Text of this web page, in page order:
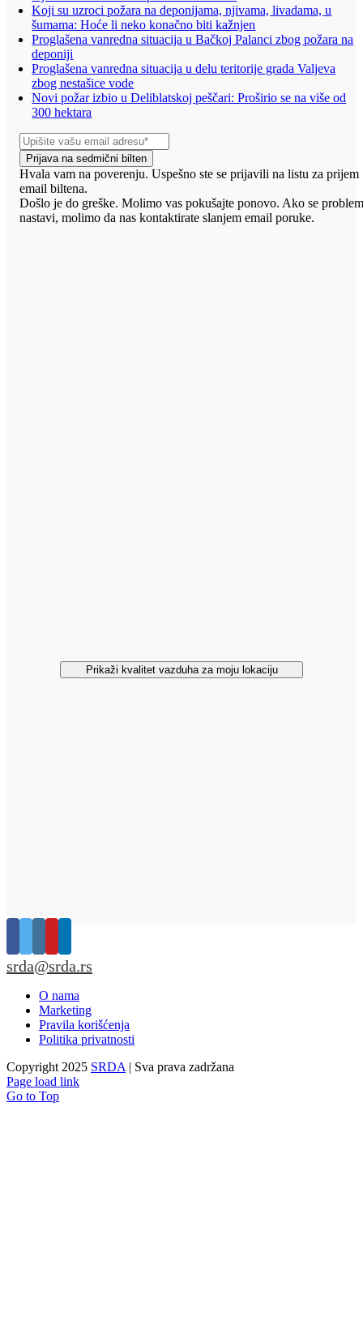
Koji su uzroci požara na deponijama, njivama, livadama, u
šumama: Hoće li neko konačno biti kažnjen
Proglašena vanredna situacija u Bačkoj Palanci zbog požara na
deponiji
Proglašena vanredna situacija u delu teritorije grada Valjeva
zbog nestašice vode
Novi požar izbio u Deliblatskoj peščari: Proširio se na više od
300 hektara
Prijava na sedmični bilten
Hvala vam na poverenju. Uspešno ste se prijavili na listu za prijem
email biltena.
Došlo je do greške. Molimo vas pokušajte ponovo. Ako se
nastavi, molimo da nas kontaktirate slanjem email poruke.
Prikaži kvalitet vazduha za moju lokaciju
srda@srda.rs
O nama
Marketing
Pravila korišćenja
Politika privatnosti
Copyright 2025 SRDA | Sva prava zadržana
Page load link
Go to Top